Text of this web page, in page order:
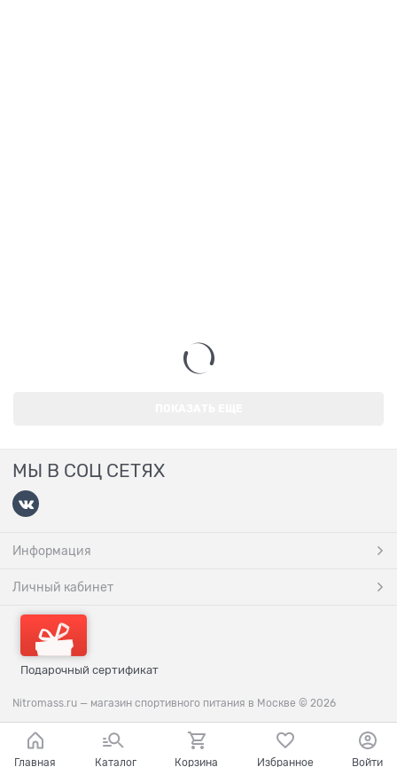
МЫ В СОЦ СЕТЯХ
Информация
Личный кабинет
Подарочный сертификат
Nitromass.ru — магазин спортивного питания в Москве © 2026
Главная Каталог Корзина Избранное Войти